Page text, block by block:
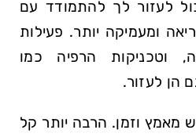
לעזור לך להתמודד עם
ומעמיקה יותר. פעילות
וטכניקות הרפיה ‍כמו
הן לעזור.
מאמץ וזמן. הרבה​ יותר קל